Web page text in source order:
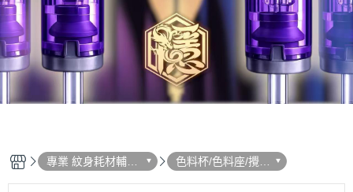
專業 紋身耗材輔助
用品 選單列表
色料杯/色料座/攪拌
機棒/搖搖機 - 系列